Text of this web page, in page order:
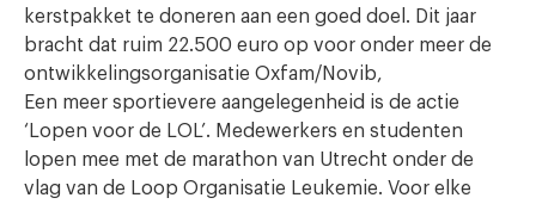
kerstpakket te doneren aan een goed doel. Dit jaar
bracht dat ruim 22.500 euro op voor onder meer de
ontwikkelingsorganisatie Oxfam/Novib,
Een meer sportievere aangelegenheid is de actie
‘Lopen voor de LOL’. Medewerkers en studenten
lopen mee met de marathon van Utrecht onder de
vlag van de Loop Organisatie Leukemie. Voor elke